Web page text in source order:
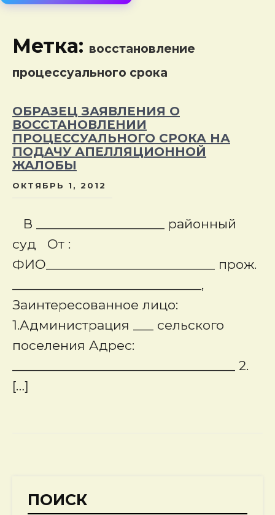
Метка: восстановление
процессуального срока
ОБРАЗЕЦ ЗАЯВЛЕНИЯ О
ВОССТАНОВЛЕНИИ
ПРОЦЕССУАЛЬНОГО СРОКА НА
ПОДАЧУ АПЕЛЛЯЦИОННОЙ
ЖАЛОБЫ
ОКТЯБРЬ 1, 2012
В ___________________ районный
суд От :
ФИО_________________________ прож.
____________________________,
Заинтересованное лицо:
1.Администрация ___ сельского
поселения Адрес:
_________________________________ 2.
[…]
ПОИСК